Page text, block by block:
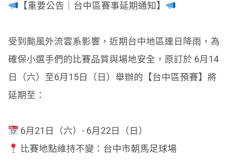
【重要公告｜台中區賽事延期通知】
受到颱風外流雲系影響，近期台中地區連日降雨，為
確保小選手們的比賽品質與場地安全，原訂於 6月14
日（六）至6月15日（日）舉辦的【台中區預賽】將
延期至：
6月21日（六）- 6月22日（日）
比賽地點維持不變：台中市朝馬足球場